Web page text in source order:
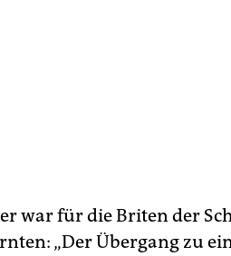
war für die Briten der
„Der Übergang zu